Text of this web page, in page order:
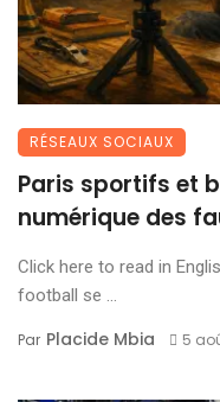
RÉSEAUX SOCIAUX
Paris sportifs et
numérique des
Click here to read in
football se ...
Par Placide Mbia 5